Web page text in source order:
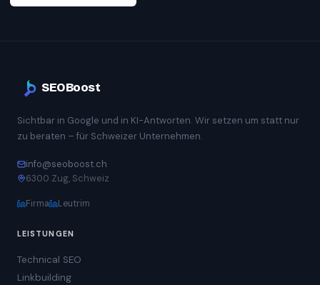
SEOBoost
Sichtbar in Google und in KI-Antworten. Wir setzen um statt nur
zu beraten – für Schweizer Unternehmen.
info@seoboost.ch
6300 Zug, Schweiz
Firma Leutrim
LEISTUNGEN
Technical SEO
Linkbuilding